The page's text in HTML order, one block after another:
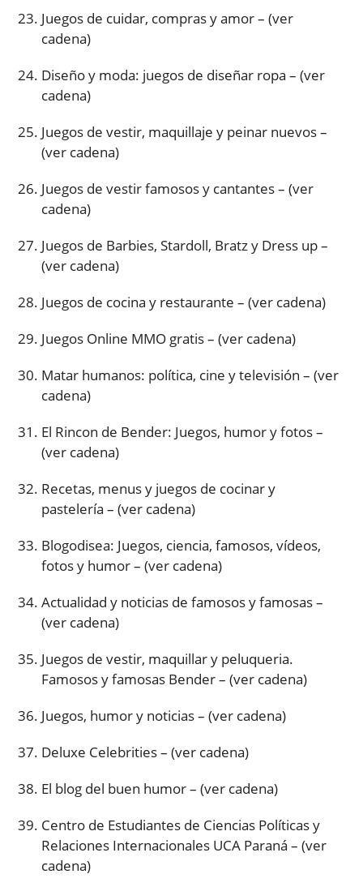
Juegos de cuidar, compras y amor – (ver
cadena)
Diseño y moda: juegos de diseñar ropa – (ver
cadena)
Juegos de vestir, maquillaje y peinar nuevos –
(ver cadena)
Juegos de vestir famosos y cantantes – (ver
cadena)
Juegos de Barbies, Stardoll, Bratz y Dress up –
(ver cadena)
Juegos de cocina y restaurante – (ver cadena)
Juegos Online MMO gratis – (ver cadena)
Matar humanos: política, cine y televisión – (ver
cadena)
El Rincon de Bender: Juegos, humor y fotos –
(ver cadena)
Recetas, menus y juegos de cocinar y
pastelería – (ver cadena)
Blogodisea: Juegos, ciencia, famosos, vídeos,
fotos y humor – (ver cadena)
Actualidad y noticias de famosos y famosas –
(ver cadena)
Juegos de vestir, maquillar y peluqueria.
Famosos y famosas Bender – (ver cadena)
Juegos, humor y noticias – (ver cadena)
Deluxe Celebrities – (ver cadena)
El blog del buen humor – (ver cadena)
Centro de Estudiantes de Ciencias Políticas y
Relaciones Internacionales UCA Paraná – (ver
cadena)